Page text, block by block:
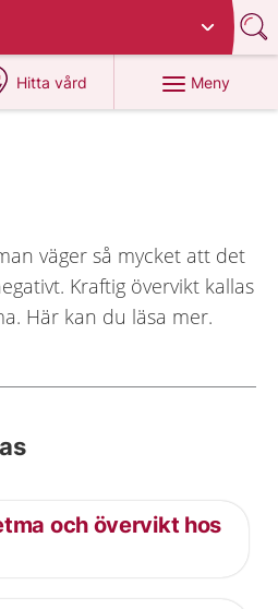
Hitta vård
på 1177.se
Meny
väger så mycket att det
Kraftig övervikt kallas
Här kan du läsa mer.
och övervikt hos